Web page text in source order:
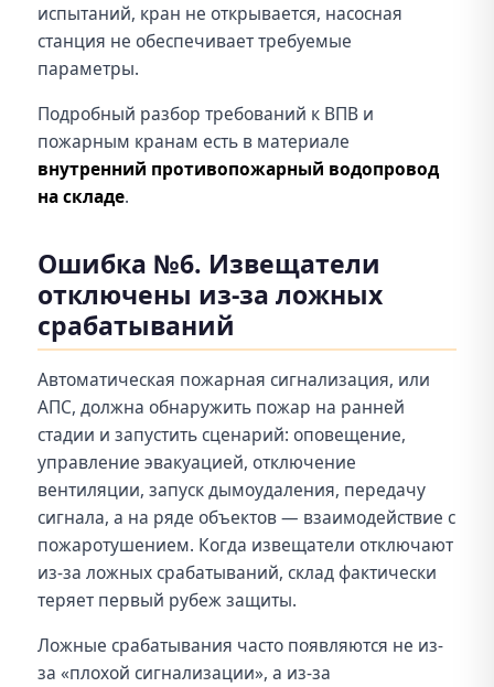
испытаний, кран не открывается, насосная
станция не обеспечивает требуемые
параметры.
Подробный разбор требований к ВПВ и
пожарным кранам есть в материале
внутренний противопожарный водопровод
на складе.
Ошибка №6. Извещатели
отключены из-за ложных
срабатываний
Автоматическая пожарная сигнализация, или
АПС, должна обнаружить пожар на ранней
стадии и запустить сценарий: оповещение,
управление эвакуацией, отключение
вентиляции, запуск дымоудаления, передачу
сигнала, а на ряде объектов — взаимодействие с
пожаротушением. Когда извещатели отключают
из-за ложных срабатываний, склад фактически
теряет первый рубеж защиты.
Ложные срабатывания часто появляются не из-
за «плохой сигнализации», а из-за